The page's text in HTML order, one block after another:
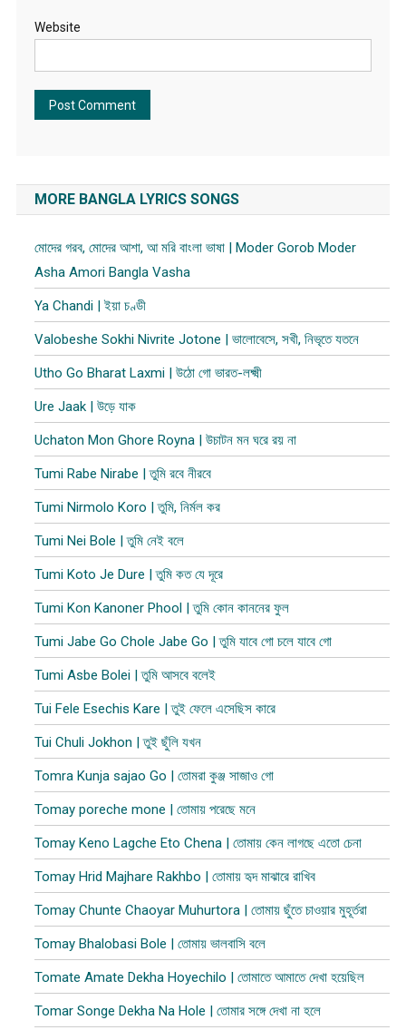
Website
MORE BANGLA LYRICS SONGS
মোদের গরব, মোদের আশা, আ মরি বাংলা ভাষা | Moder Gorob Moder
Asha Amori Bangla Vasha
Ya Chandi | ইয়া চণ্ডী
Valobeshe Sokhi Nivrite Jotone | ভালোবেসে, সখী, নিভৃতে যতনে
Utho Go Bharat Laxmi | উঠো গো ভারত-লক্ষ্মী
Ure Jaak | উড়ে যাক
Uchaton Mon Ghore Royna | উচাটন মন ঘরে র​য় না
Tumi Rabe Nirabe | তুমি রবে নীরবে
Tumi Nirmolo Koro | তুমি, নির্মল কর
Tumi Nei Bole | তুমি নেই বলে
Tumi Koto Je Dure | তুমি কত যে দূরে
Tumi Kon Kanoner Phool | তুমি কোন কাননের ফুল
Tumi Jabe Go Chole Jabe Go | তুমি যাবে গো চলে যাবে গো
Tumi Asbe Bolei | তুমি আসবে বলেই
Tui Fele Esechis Kare | তুই ফেলে এসেছিস কারে
Tui Chuli Jokhon | তুই ছুঁলি যখন
Tomra Kunja sajao Go | তোমরা কুঞ্জ সাজাও গো
Tomay poreche mone | তোমায় পরেছে মনে
Tomay Keno Lagche Eto Chena | তোমায় কেন লাগছে এতো চেনা
Tomay Hrid Majhare Rakhbo | তোমায় হৃদ মাঝারে রাখিব
Tomay Chunte Chaoyar Muhurtora | তোমায় ছুঁতে চাওয়ার মুহূর্তরা
Tomay Bhalobasi Bole | তোমায় ভালবাসি বলে
Tomate Amate Dekha Hoyechilo | তোমাতে আমাতে দেখা হয়েছিল
Tomar Songe Dekha Na Hole | তোমার সঙ্গে দেখা না হলে